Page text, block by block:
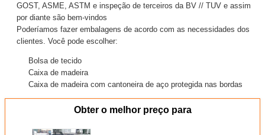
GOST, ASME, ASTM e inspeção de terceiros da BV // TUV e assim
por diante são bem-vindos
Poderíamos fazer embalagens de acordo com as necessidades dos
clientes. Você pode escolher:
Bolsa de tecido
Caixa de madeira
Caixa de madeira com cantoneira de aço protegida nas bordas
Obter o melhor preço para